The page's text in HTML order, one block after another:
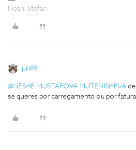
Neshi Stefan
juli89
@NESHE MUSTAFOVA MUTENISHEVA
se queres por carregamento ou por